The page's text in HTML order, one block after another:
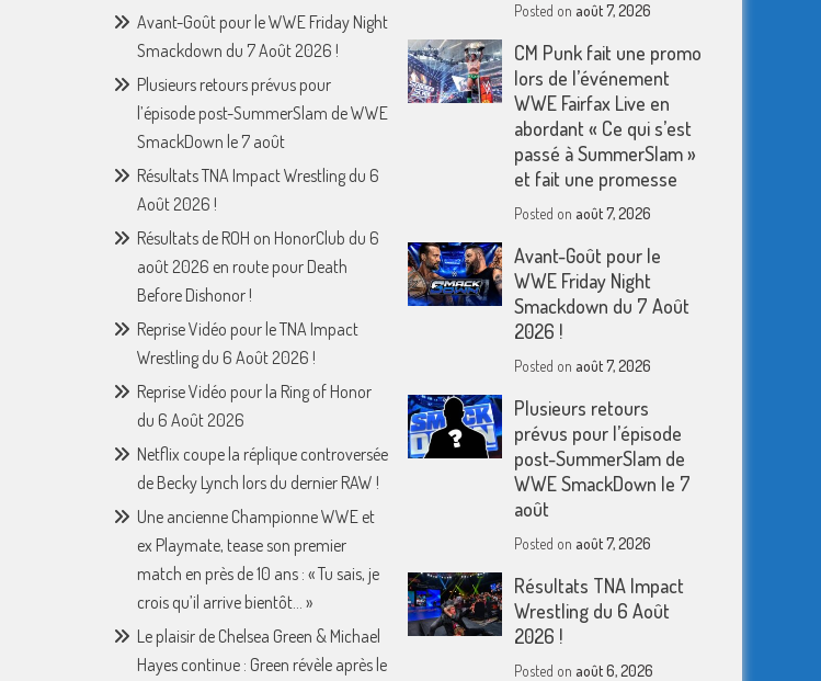
Avant-Goût pour le WWE Friday Night
Smackdown du 7 Août 2026 !
Plusieurs retours prévus pour
l’épisode post-SummerSlam de WWE
SmackDown le 7 août
Résultats TNA Impact Wrestling du 6
Août 2026 !
Résultats de ROH on HonorClub du 6
août 2026 en route pour Death
Before Dishonor !
Reprise Vidéo pour le TNA Impact
Wrestling du 6 Août 2026 !
Reprise Vidéo pour la Ring of Honor
du 6 Août 2026
Netflix coupe la réplique controversée
de Becky Lynch lors du dernier RAW !
Une ancienne Championne WWE et
ex Playmate, tease son premier
match en près de 10 ans : « Tu sais, je
crois qu’il arrive bientôt… »
Le plaisir de Chelsea Green & Michael
Hayes continue : Green révèle après le
Posted on août 7, 2026
CM Punk fait une promo
lors de l’événement
WWE Fairfax Live en
abordant « Ce qui s’est
passé à SummerSlam »
et fait une promesse
Posted on août 7, 2026
Avant-Goût pour le
WWE Friday Night
Smackdown du 7 Août
2026 !
Posted on août 7, 2026
Plusieurs retours
prévus pour l’épisode
post-SummerSlam de
WWE SmackDown le 7
août
Posted on août 7, 2026
Résultats TNA Impact
Wrestling du 6 Août
2026 !
Posted on août 6, 2026